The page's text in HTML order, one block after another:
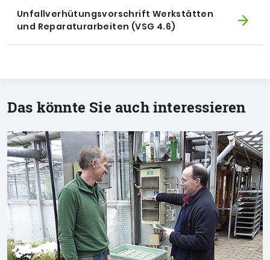
Unfallverhütungsvorschrift Werkstätten
und Reparaturarbeiten (VSG 4.6)
Das könnte Sie auch interessieren